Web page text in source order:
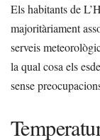
Els habitants de
majoritàriament
serveis
la qual cosa els
sense